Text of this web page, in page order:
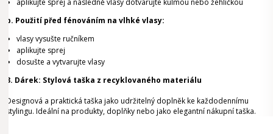
aplikujte sprej a následně vlasy dotvarujte kulmou nebo žehličkou
b. Použití před fénováním na vlhké vlasy:
vlasy vysušte ručníkem
aplikujte sprej
dosušte a vytvarujte vlasy
3. Dárek: Stylová taška z recyklovaného materiálu
Designová a praktická taška jako udržitelný doplněk ke každodennímu
stylingu. Ideální na produkty, doplňky nebo jako elegantní nákupní taška.